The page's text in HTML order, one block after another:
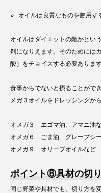
オイルは良質なものを使用す
オイルはダイエットの敵かとい
剤になりえます。そのためには
酸）をチョイスする必要あります
食事からでないと摂ることがで
メガ３オイルをドレッシングか
オメガ３ エゴマ油、アマニ油
オメガ６ ごま油 グレープシ
オメガ９ オリーブオイルなど
ポイント⑧具材の切
同じ野菜や具材でも、切り方を